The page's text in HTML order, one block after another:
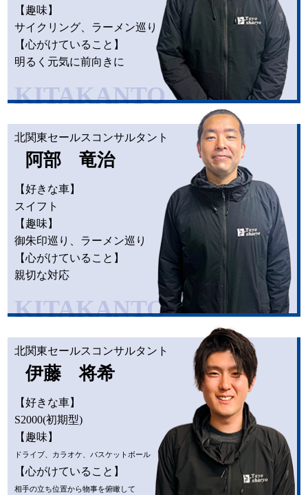
【趣味】
サイクリング、ラーメン巡り
【心がけていること】
明るく元気に前向きに
KITAKANTO
北関東セールスコンサルタント
阿部 竜治
【好きな車】
スイフト
【趣味】
御朱印巡り、ラーメン巡り
【心がけていること】
親切な対応
KITAKANTO
北関東セールスコンサルタント
伊藤 将希
【好きな車】
S2000(初期型)
【趣味】
ドライブ、カラオケ、バスケットボール
【心がけていること】
相手の立ち位置から物事を俯瞰して